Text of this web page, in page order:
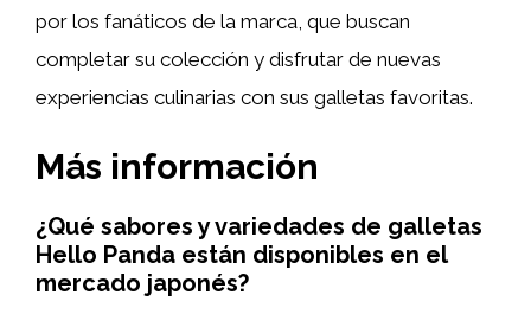
por los fanáticos de la marca, que buscan
completar su colección y disfrutar de nuevas
experiencias culinarias con sus galletas favoritas.
Más información
¿Qué sabores y variedades de galletas
Hello Panda están disponibles en el
mercado japonés?